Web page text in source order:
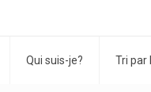
Qui suis-je? Tri par